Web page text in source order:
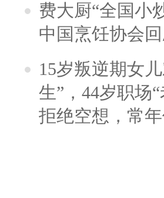
费大厨“全国小
中国烹饪协会
15岁叛逆期女
生”，44岁职场
拒绝空想，常